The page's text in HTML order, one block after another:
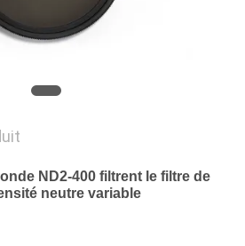
ND2-400 filtrent le filtre de
neutre variable